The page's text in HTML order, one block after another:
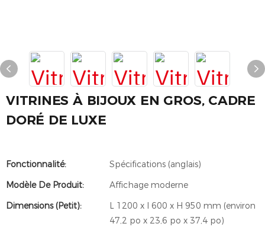
VITRINES À BIJOUX EN GROS, CADRE
DORÉ DE LUXE
Fonctionnalité:
Spécifications (anglais)
Modèle De Produit:
Affichage moderne
Dimensions (petit):
L 1200 x l 600 x H 950 mm (environ
47,2 po x 23,6 po x 37,4 po)